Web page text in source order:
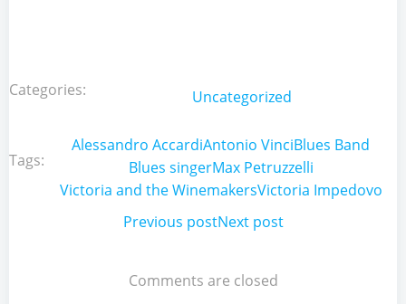
Categories: Uncategorized
Tags:
Alessandro AccardiAntonio VinciBlues Band
Blues singerMax Petruzzelli
Victoria and the WinemakersVictoria Impedovo
Post
Previous postPost
Next post
Comments are closed